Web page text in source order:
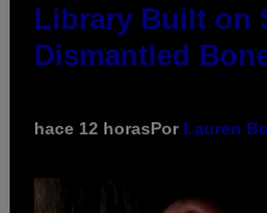
Library Built on
Dismantled
hace 12 horasPor Lauren